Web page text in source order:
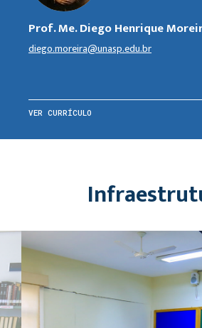
Prof. Me. Diego Henrique
diego.moreira@unasp.edu.br
VER CURRÍCULO